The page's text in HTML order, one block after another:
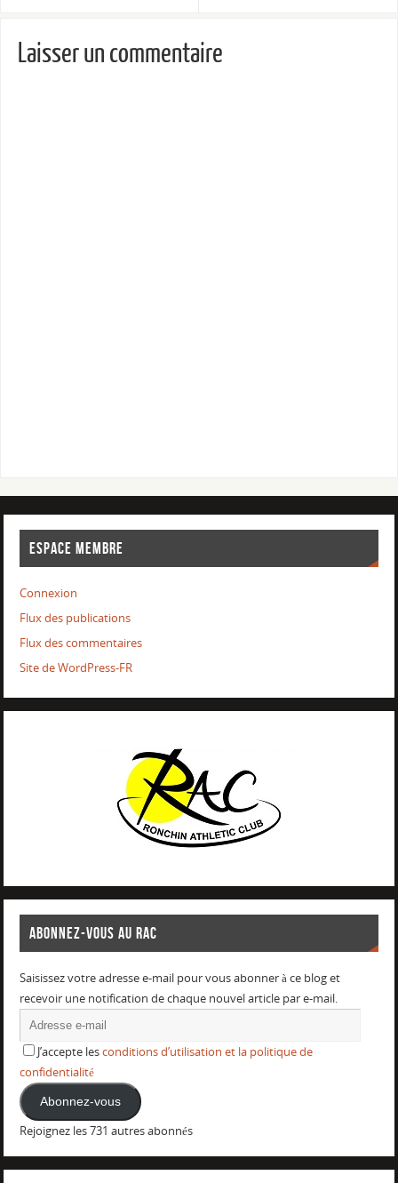
Laisser un commentaire
ESPACE MEMBRE
Connexion
Flux des publications
Flux des commentaires
Site de WordPress-FR
ABONNEZ-VOUS AU RAC
Saisissez votre adresse e-mail pour vous abonner à ce blog et
recevoir une notification de chaque nouvel article par e-mail.
J’accepte lesconditions d’utilisation et la politique de
confidentialité
Abonnez-vous
Rejoignez les 731 autres abonnés